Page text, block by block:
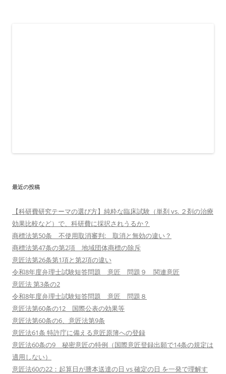
最近の投稿
【科研費研究テーマの選び方】純粋な臨床試験（単剤 vs. ２剤の治療
効果比較など）で、科研費に採択されうるか？
商標法第50条 不使用取消審判: 取消と無効の違い？
商標法第47条の第2項 地域団体商標の除斥
意匠法第26条第1項と第2項の違い
令和8年度弁理士試験短答問題 意匠 問題９ 関連意匠
意匠法 第3条の2
令和8年度弁理士試験短答問題 意匠 問題８
意匠法第60条の12 国際公表の効果等
意匠法第60条の6、意匠法第9条
意匠法61条 特許庁に備える意匠原簿への登録
意匠法60条の9 秘密意匠の特例（国際意匠登録出願で14条の規定は
適用しない）
意匠法60の22：起算日が謄本送達の日 vs 確定の日 を一発で理解す